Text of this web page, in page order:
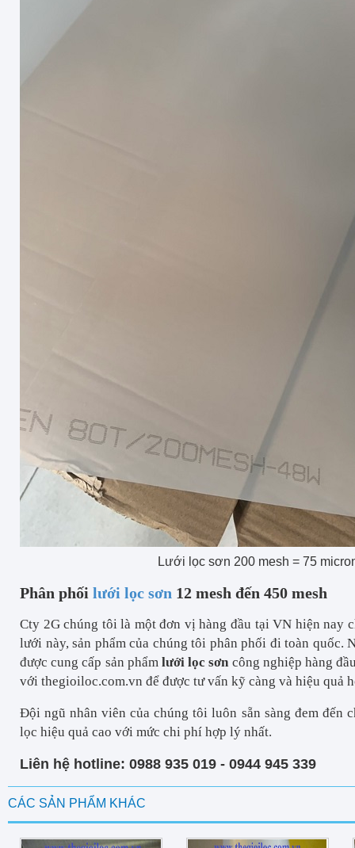
Lưới lọc sơn 200 mesh = 75
Phân phối lưới lọc sơn 12 mesh đến 450 mesh
Cty 2G chúng tôi là một đơn vị hàng đầu tại VN hiện nay
lưới này, sản phẩm của chúng tôi phân phối đi toàn quốc.
được cung cấp sản phẩm lưới lọc sơn công nghiệp hàng
với thegioiloc.com.vn để được tư vấn kỹ càng và hiệu quả
Đội ngũ nhân viên của chúng tôi luôn sẵn sàng đem đến
lọc hiệu quả cao với mức chi phí hợp lý nhất.
Liên hệ hotline: 0988 935 019 - 0944 945 339
CÁC SẢN PHẨM KHÁC